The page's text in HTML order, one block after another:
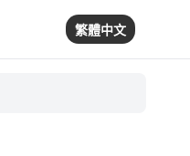
繁體中文